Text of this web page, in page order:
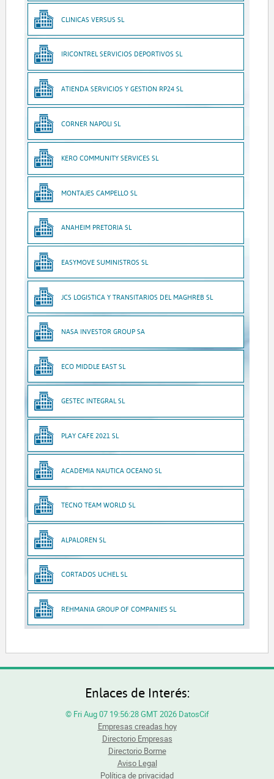
CLINICAS VERSUS SL
IRICONTREL SERVICIOS DEPORTIVOS SL
ATIENDA SERVICIOS Y GESTION RP24 SL
CORNER NAPOLI SL
KERO COMMUNITY SERVICES SL
MONTAJES CAMPELLO SL
ANAHEIM PRETORIA SL
EASYMOVE SUMINISTROS SL
JCS LOGISTICA Y TRANSITARIOS DEL MAGHREB SL
NASA INVESTOR GROUP SA
ECO MIDDLE EAST SL
GESTEC INTEGRAL SL
PLAY CAFE 2021 SL
ACADEMIA NAUTICA OCEANO SL
TECNO TEAM WORLD SL
ALPALOREN SL
CORTADOS UCHEL SL
REHMANIA GROUP OF COMPANIES SL
Enlaces de Interés:
© Fri Aug 07 19:56:28 GMT 2026 DatosCif
Empresas creadas hoy
Directorio Empresas
Directorio Borme
Aviso Legal
Política de privacidad